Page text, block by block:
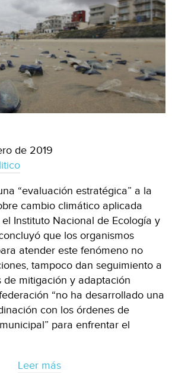
de 2019
“evaluación estratégica” a la
cambio climático aplicada
Instituto Nacional de Ecología y
que los organismos
atender este fenómeno no
tampoco dan seguimiento a
de mitigación y adaptación
“no ha desarrollado una
con los órdenes de
para enfrentar el
Leer más